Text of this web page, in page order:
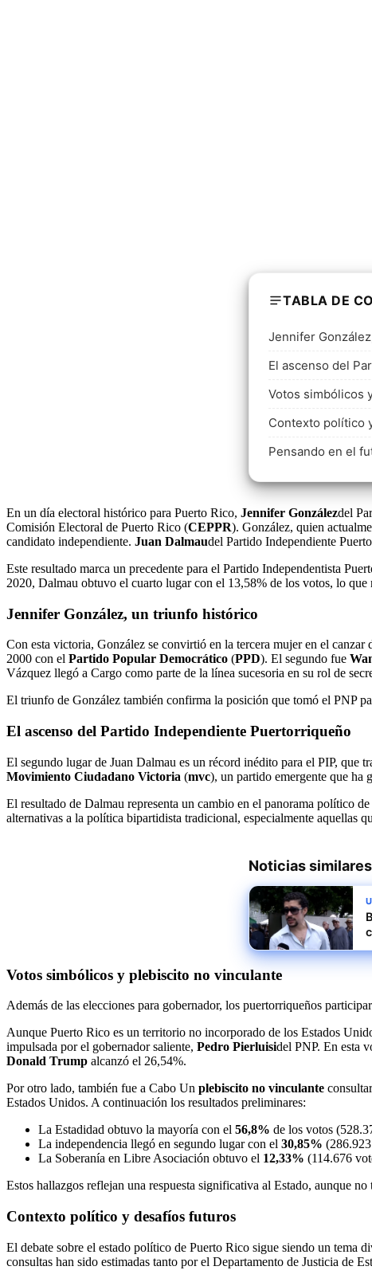
TABLA DE
Jennifer
El ascenso del
Votos simbólicos
Contexto político
Pensando en el
En un día electoral histórico para Puerto Rico, Jennifer Gonzálezdel
Comisión Electoral de Puerto Rico (CEPPR). González, quien
candidato independiente. Juan Dalmaudel Partido Independiente
Este resultado marca un precedente para el Partido Independentista
2020, Dalmau obtuvo el cuarto lugar con el 13,58% de los votos, lo
Jennifer González, un triunfo histórico
Con esta victoria, González se convirtió en la tercera mujer en el
2000 con el Partido Popular Democrático (PPD). El segundo fue
Vázquez llegó a Cargo como parte de la línea sucesoria en su rol de
El triunfo de González también confirma la posición que tomó el PNP
El ascenso del Partido Independiente Puertorriqueño
El segundo lugar de Juan Dalmau es un récord inédito para el PIP, que
Movimiento Ciudadano Victoria (mvc), un partido emergente que ha
El resultado de Dalmau representa un cambio en el panorama político
alternativas a la política bipartidista tradicional, especialmente aquellas
Noticias similares
Votos simbólicos y plebiscito no vinculante
Además de las elecciones para gobernador, los puertorriqueños
Aunque Puerto Rico es un territorio no incorporado de los Estados
impulsada por el gobernador saliente, Pedro Pierluisidel PNP. En esta
Donald Trump alcanzó el 26,54%.
Por otro lado, también fue a Cabo Un plebiscito no vinculante
Estados Unidos. A continuación los resultados preliminares:
La Estadidad obtuvo la mayoría con el 56,8% de los votos
La independencia llegó en segundo lugar con el 30,85%
La Soberanía en Libre Asociación obtuvo el 12,33% (114.676
Estos hallazgos reflejan una respuesta significativa al Estado, aunque
Contexto político y desafíos futuros
El debate sobre el estado político de Puerto Rico sigue siendo un tema
consultas han sido estimadas tanto por el Departamento de Justicia de